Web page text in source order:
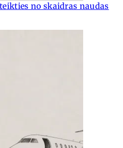
no skaidras naudas